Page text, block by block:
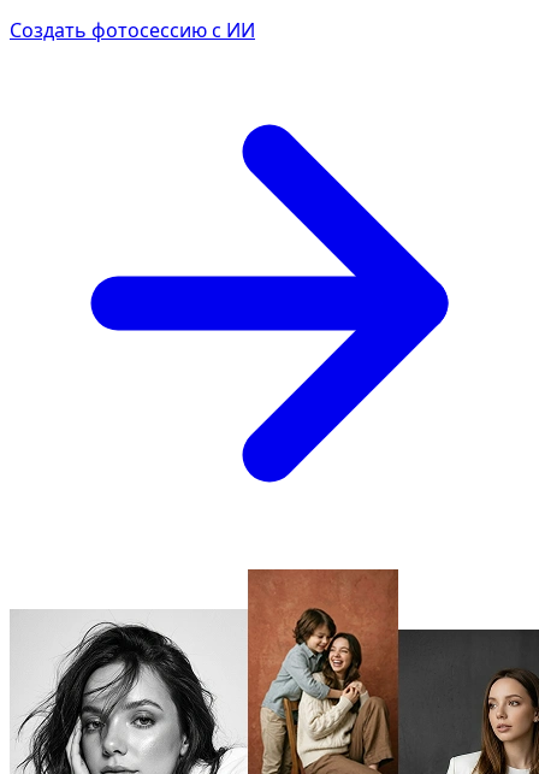
Создать фотосессию с ИИ